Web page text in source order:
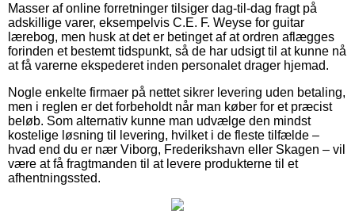
Masser af online forretninger tilsiger dag-til-dag fragt på
adskillige varer, eksempelvis C.E. F. Weyse for guitar
lærebog, men husk at det er betinget af at ordren aflægges
forinden et bestemt tidspunkt, så de har udsigt til at kunne nå
at få varerne ekspederet inden personalet drager hjemad.
Nogle enkelte firmaer på nettet sikrer levering uden betaling,
men i reglen er det forbeholdt når man køber for et præcist
beløb. Som alternativ kunne man udvælge den mindst
kostelige løsning til levering, hvilket i de fleste tilfælde –
hvad end du er nær Viborg, Frederikshavn eller Skagen – vil
være at få fragtmanden til at levere produkterne til et
afhentningssted.